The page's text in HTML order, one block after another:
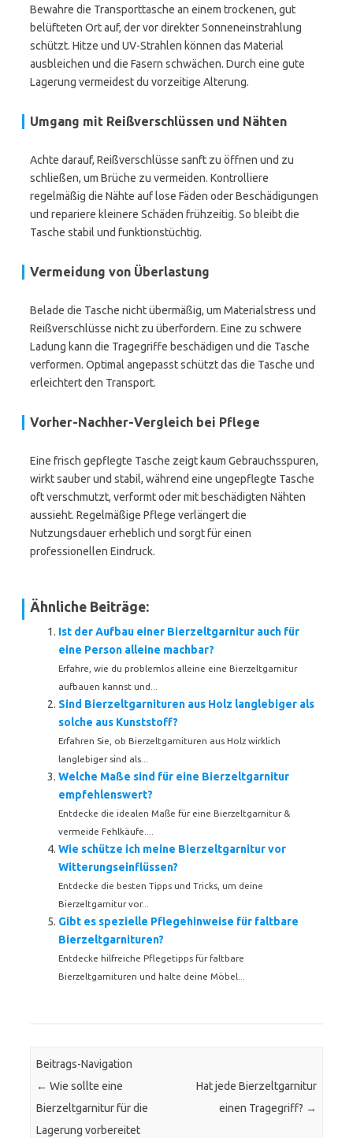
Bewahre die Transporttasche an einem trockenen, gut
belüfteten Ort auf, der vor direkter Sonneneinstrahlung
schützt. Hitze und UV-Strahlen können das Material
ausbleichen und die Fasern schwächen. Durch eine gute
Lagerung vermeidest du vorzeitige Alterung.
Umgang mit Reißverschlüssen und Nähten
Achte darauf, Reißverschlüsse sanft zu öffnen und zu
schließen, um Brüche zu vermeiden. Kontrolliere
regelmäßig die Nähte auf lose Fäden oder Beschädigungen
und repariere kleinere Schäden frühzeitig. So bleibt die
Tasche stabil und funktionstüchtig.
Vermeidung von Überlastung
Belade die Tasche nicht übermäßig, um Materialstress und
Reißverschlüsse nicht zu überfordern. Eine zu schwere
Ladung kann die Tragegriffe beschädigen und die Tasche
verformen. Optimal angepasst schützt das die Tasche und
erleichtert den Transport.
Vorher-Nachher-Vergleich bei Pflege
Eine frisch gepflegte Tasche zeigt kaum Gebrauchsspuren,
wirkt sauber und stabil, während eine ungepflegte Tasche
oft verschmutzt, verformt oder mit beschädigten Nähten
aussieht. Regelmäßige Pflege verlängert die
Nutzungsdauer erheblich und sorgt für einen
professionellen Eindruck.
Ähnliche Beiträge:
Ist der Aufbau einer Bierzeltgarnitur auch für
eine Person alleine machbar?
Erfahre, wie du problemlos alleine eine Bierzeltgarnitur
aufbauen kannst und...
Sind Bierzeltgarnituren aus Holz langlebiger als
solche aus Kunststoff?
Erfahren Sie, ob Bierzeltgarnituren aus Holz wirklich
langlebiger sind als...
Welche Maße sind für eine Bierzeltgarnitur
empfehlenswert?
Entdecke die idealen Maße für eine Bierzeltgarnitur &
vermeide Fehlkäufe....
Wie schütze ich meine Bierzeltgarnitur vor
Witterungseinflüssen?
Entdecke die besten Tipps und Tricks, um deine
Bierzeltgarnitur vor...
Gibt es spezielle Pflegehinweise für faltbare
Bierzeltgarnituren?
Entdecke hilfreiche Pflegetipps für faltbare
Bierzeltgarnituren und halte deine Möbel...
Beitrags-Navigation
← Wie sollte eine
Bierzeltgarnitur für die
Lagerung vorbereitet
Hat jede Bierzeltgarnitur
einen Tragegriff? →